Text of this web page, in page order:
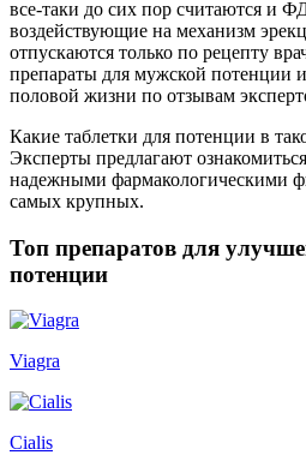
все-таки до сих пор считаются и
воздействующие на механизм
отпускаются только по рецепту
препараты для мужской потенции
половой жизни по отзывам
Какие таблетки для потенции в
Эксперты предлагают
надежными фармакологическими
самых крупных.
Топ препаратов для
потенции
Viagra
Cialis